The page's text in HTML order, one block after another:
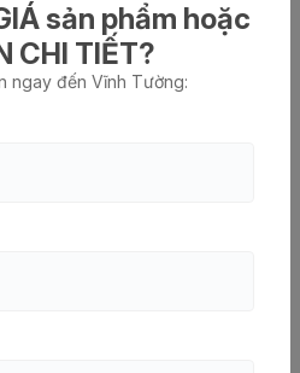
sản phẩm hoặc
CHI TIẾT?
ngay đến Vĩnh Tường:
cao là loại đinh vít